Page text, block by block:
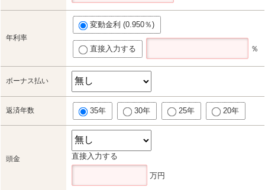
年利率
変動金利 (0.950％)
直接入力する ％
ボーナス払い
返済年数 35年 30年 25年 20年
頭金 直接入力する
万円